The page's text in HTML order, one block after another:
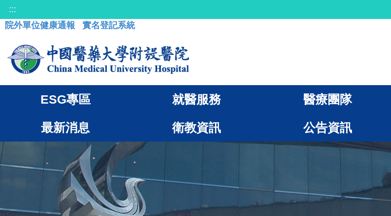
:::
院外單位健康通報
實名登記系統
ESG專區 就醫服務 醫療團隊
最新消息 衛教資訊 公告資訊